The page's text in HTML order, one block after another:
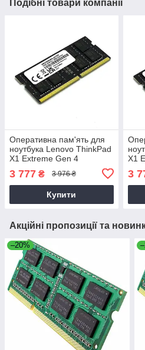
Подібні товари компанії
Оперативна пам'ять для
ноутбука Lenovo ThinkPad
X1 Extreme Gen 4
3 777 ₴ 3 976 ₴
Купити
X1
3
Акційні пропозиції та
–20%